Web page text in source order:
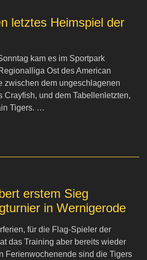
letztes Heimspiel der
kam es im Sportpark
Ost des American
zwischen dem ungeschlagenen
Crayfish, und dem Tabellenletzten,
Tigers. …
erstem Sieg
in Wernigerode
für die Flag-Spieler der
das Training aber bereits wieder
Ferienwochenende sind die Tigers